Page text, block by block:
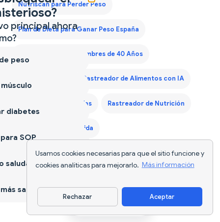
Usamos cookies necesarias para que el sitio funcione y
cookies analíticas para mejorarlo. Más información
Rechazar Aceptar
Nutriscan para Perder Peso
Plan de Dieta para Ganar Peso España
Plan de Dieta para Hombres de 40 Años
Rastreador de Alimentos con IA
Rastreador de Calorías Rastreador de Nutrición
Seguimiento de Comida
Descargar app
principal ahora
peso
diabetes
SOP
saludable
sano